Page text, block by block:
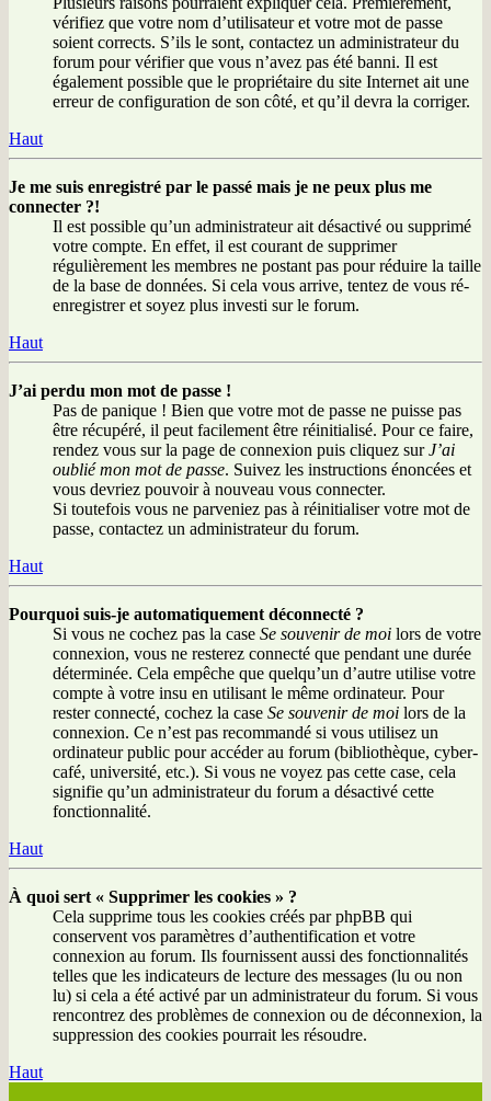
vérifiez que votre nom d’utilisateur et votre mot de passe
soient corrects. S’ils le sont, contactez un administrateur du
forum pour vérifier que vous n’avez pas été banni. Il est
également possible que le propriétaire du site Internet ait une
erreur de configuration de son côté, et qu’il devra la corriger.
Haut
Je me suis enregistré par le passé mais je ne peux plus me
connecter ?!
Il est possible qu’un administrateur ait désactivé ou supprimé
votre compte. En effet, il est courant de supprimer
régulièrement les membres ne postant pas pour réduire la taille
de la base de données. Si cela vous arrive, tentez de vous ré-
enregistrer et soyez plus investi sur le forum.
Haut
J’ai perdu mon mot de passe !
Pas de panique ! Bien que votre mot de passe ne puisse pas
être récupéré, il peut facilement être réinitialisé. Pour ce faire,
rendez vous sur la page de connexion puis cliquez surJ’ai
oublié mon mot de passe. Suivez les instructions énoncées et
vous devriez pouvoir à nouveau vous connecter.
Si toutefois vous ne parveniez pas à réinitialiser votre mot de
passe, contactez un administrateur du forum.
Haut
Pourquoi suis-je automatiquement déconnecté ?
Si vous ne cochez pas la case Se souvenir de moi lors de votre
connexion, vous ne resterez connecté que pendant une durée
déterminée. Cela empêche que quelqu’un d’autre utilise votre
compte à votre insu en utilisant le même ordinateur. Pour
rester connecté, cochez la case Se souvenir de moi lors de la
connexion. Ce n’est pas recommandé si vous utilisez un
ordinateur public pour accéder au forum (bibliothèque, cyber-
café, université, etc.). Si vous ne voyez pas cette case, cela
signifie qu’un administrateur du forum a désactivé cette
fonctionnalité.
Haut
À quoi sert « Supprimer les cookies » ?
Cela supprime tous les cookies créés par phpBB qui
conservent vos paramètres d’authentification et votre
connexion au forum. Ils fournissent aussi des fonctionnalités
telles que les indicateurs de lecture des messages (lu ou non
lu) si cela a été activé par un administrateur du forum. Si vous
rencontrez des problèmes de connexion ou de déconnexion, la
suppression des cookies pourrait les résoudre.
Haut